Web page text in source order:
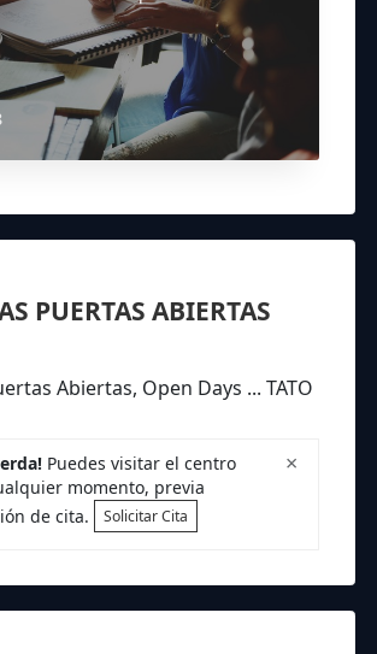
PUERTAS ABIERTAS
Abiertas, Open Days ... TATO
×
Puedes visitar el centro
momento, previa
de cita.
Solicitar Cita